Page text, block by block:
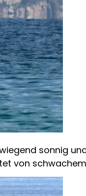
sonnig
von